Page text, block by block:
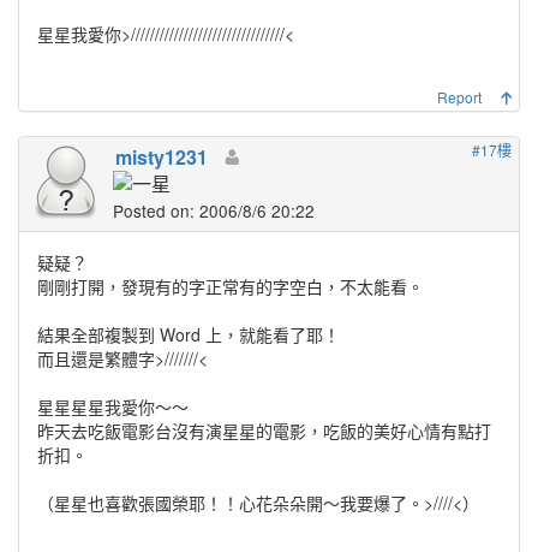
星星我愛你>////////////////////////////////<
Report
#17樓
misty1231
Posted on: 2006/8/6 20:22
疑疑？
剛剛打開，發現有的字正常有的字空白，不太能看。
結果全部複製到 Word 上，就能看了耶！
而且還是繁體字>///////<
星星星星我愛你～～
昨天去吃飯電影台沒有演星星的電影，吃飯的美好心情有點打
折扣。
（星星也喜歡張國榮耶！！心花朵朵開～我要爆了。>////<）